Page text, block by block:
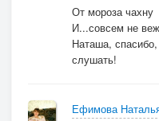
От мороза чахну
И...совсем не
Наташа,
слушать!
Ефимова